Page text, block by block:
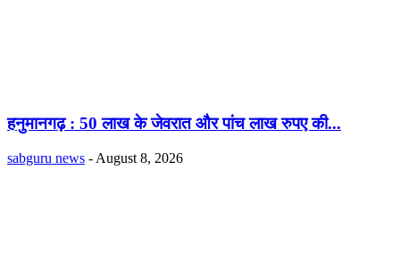
हनुमानगढ़ : 50 लाख के जेवरात और पांच लाख रुपए की...
sabguru news - August 8, 2026